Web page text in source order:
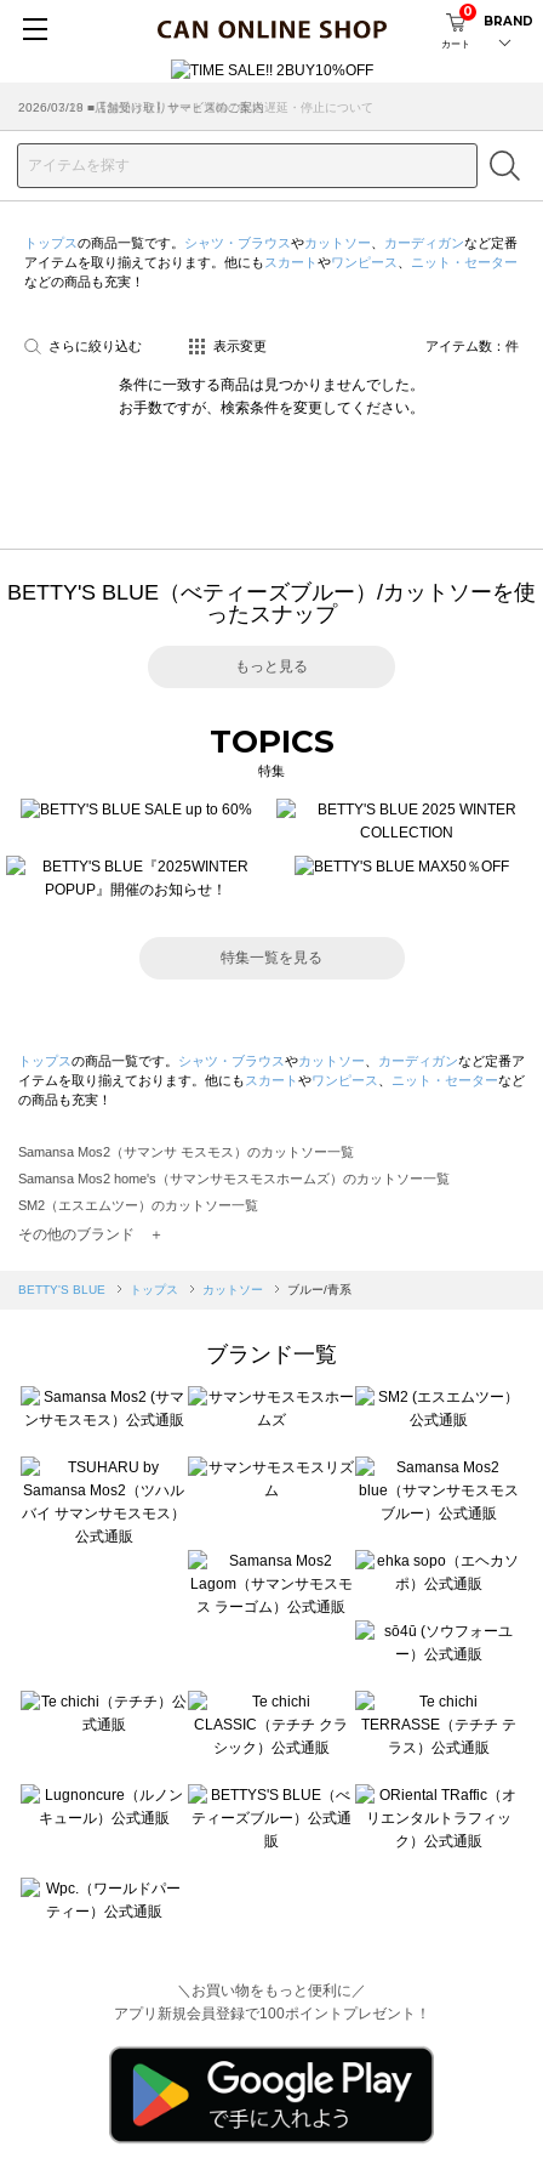
カート
0
BRAND
2026/07/29 ■【お知らせ】ヤマト運輸の配送遅延・停止について
2026/03/18 ■店舗受け取りサービスのご案内
トップスの商品一覧です。 シャツ・ブラウスやカットソー カーディガンなど定番
アイテムを取り揃えております。他にも スカート やワンピース
ニット・セーター
などの商品も充実！
さらに絞り込む 表示変更 アイテム数： 件
条件に一致する商品は見つかりませんでした。
お手数ですが、検索条件を変更してください。
BETTY'S BLUE（べティーズブルー）/カットソーを使
ったスナップ
もっと見る
TOPICS
特集
特集一覧を見る
トップスの商品一覧です。 シャツ・ブラウスやカットソー カーディガンなど定番ア
イテムを取り揃えております。他にも スカート やワンピース ニット・セーターなど
の商品も充実！
Samansa Mos2（サマンサ モスモス）のカットソー一覧
Samansa Mos2 home's（サマンサモスモスホームズ）のカットソー一覧
SM2（エスエムツー）のカットソー一覧
TSUHARU by Samansa Mos2（ツハルバイサマンサモスモス）のカットソー一覧
Samansa Mos2 blue（サマンサモスモス ブルー）のカットソー一覧
sō4ū（ソウフォーユー）のカットソー一覧
Te chichi（テチチ）のカットソー一覧
Te chichi CLASSIC（テチチ クラシック）のカットソー一覧
Lugnoncure（ルノンキュール）のカットソー一覧
BETTY'S BLUE（べティーズブルー）のカットソー一覧
Wpc.（ワールドパーティー）のカットソー一覧
その他のブランド ＋
BETTY'S BLUE トップス カットソー ブルー/青系
ブランド一覧
＼お買い物をもっと便利に／
アプリ新規会員登録で100ポイントプレゼント！